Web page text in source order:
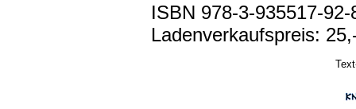
ISBN 978-3-935517-92-
Ladenverkaufspreis: